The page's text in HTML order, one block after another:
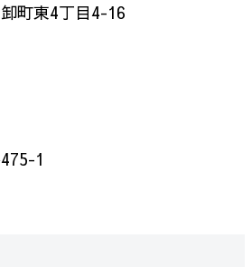
町東4丁目4-16
1